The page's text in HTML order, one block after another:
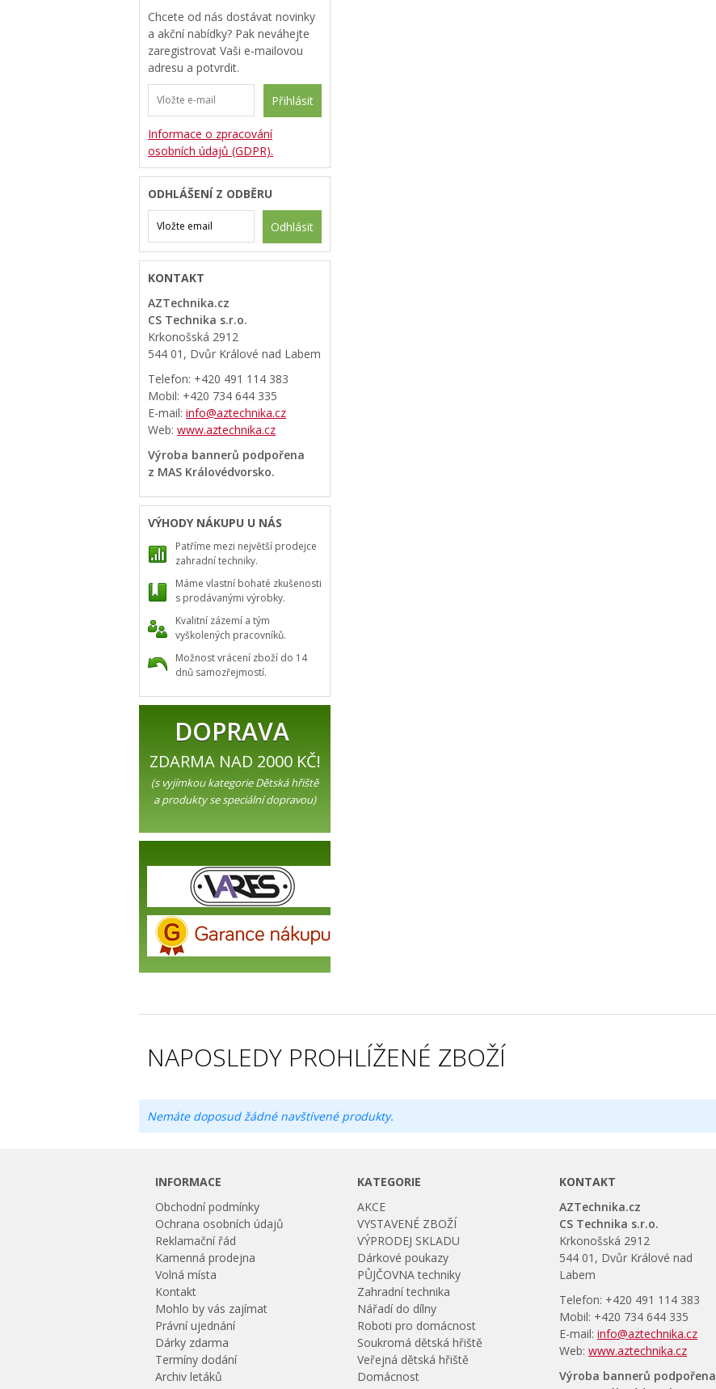
Chcete od nás dostávat novinky
a akční nabídky? Pak neváhejte
zaregistrovat Vaši e-mailovou
adresu a potvrdit.
Přihlásit
Informace o zpracování
osobních údajů (GDPR).
ODHLÁŠENÍ Z ODBĚRU
Odhlásit
KONTAKT
AZTechnika.cz
CS Technika s.r.o.
Krkonošská 2912
544 01, Dvůr Králové nad Labem
Telefon: +420 491 114 383
Mobil: +420 734 644 335
E-mail: info@aztechnika.cz
Web: www.aztechnika.cz
Výroba bannerů podpořena
z MAS Královédvorsko.
VÝHODY NÁKUPU U NÁS
Patříme mezi největší prodejce
zahradní techniky.
Máme vlastní bohaté zkušenosti
s prodávanými výrobky.
Kvalitní zázemí a tým
vyškolených pracovníků.
Možnost vrácení zboží do 14
dnů samozřejmostí.
DOPRAVA
ZDARMA NAD 2000 KČ!
(s vyjímkou kategorie Dětská hřiště
a produkty se speciální dopravou)
NAPOSLEDY PROHLÍŽENÉ ZBOŽÍ
Nemáte doposud žádné navštívené produkty.
INFORMACE
Obchodní podmínky
Ochrana osobních údajů
Reklamační řád
Kamenná prodejna
Volná místa
Kontakt
Mohlo by vás zajímat
Právní ujednání
Dárky zdarma
Termíny dodání
Archiv letáků
KATEGORIE
AKCE
VYSTAVENÉ ZBOŽÍ
VÝPRODEJ SKLADU
Dárkové poukazy
PŮJČOVNA techniky
Zahradní technika
Nářadí do dílny
Roboti pro domácnost
Soukromá dětská hřiště
Veřejná dětská hřiště
Domácnost
KONTAKT
AZTechnika.cz
CS Technika s.r.o.
Krkonošská 2912
544 01, Dvůr Králové nad
Labem
Telefon: +420 491 114 383
Mobil: +420 734 644 335
E-mail: info@aztechnika.cz
Web: www.aztechnika.cz
Výroba bannerů podpořena